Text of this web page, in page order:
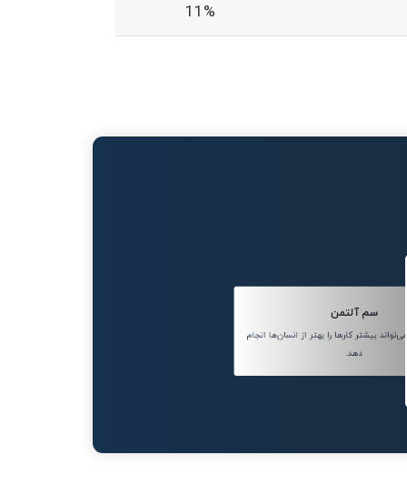
11%
سم آلتمن
بیشتر کارها را بهتر از انسان‌ها انجام
دهد.